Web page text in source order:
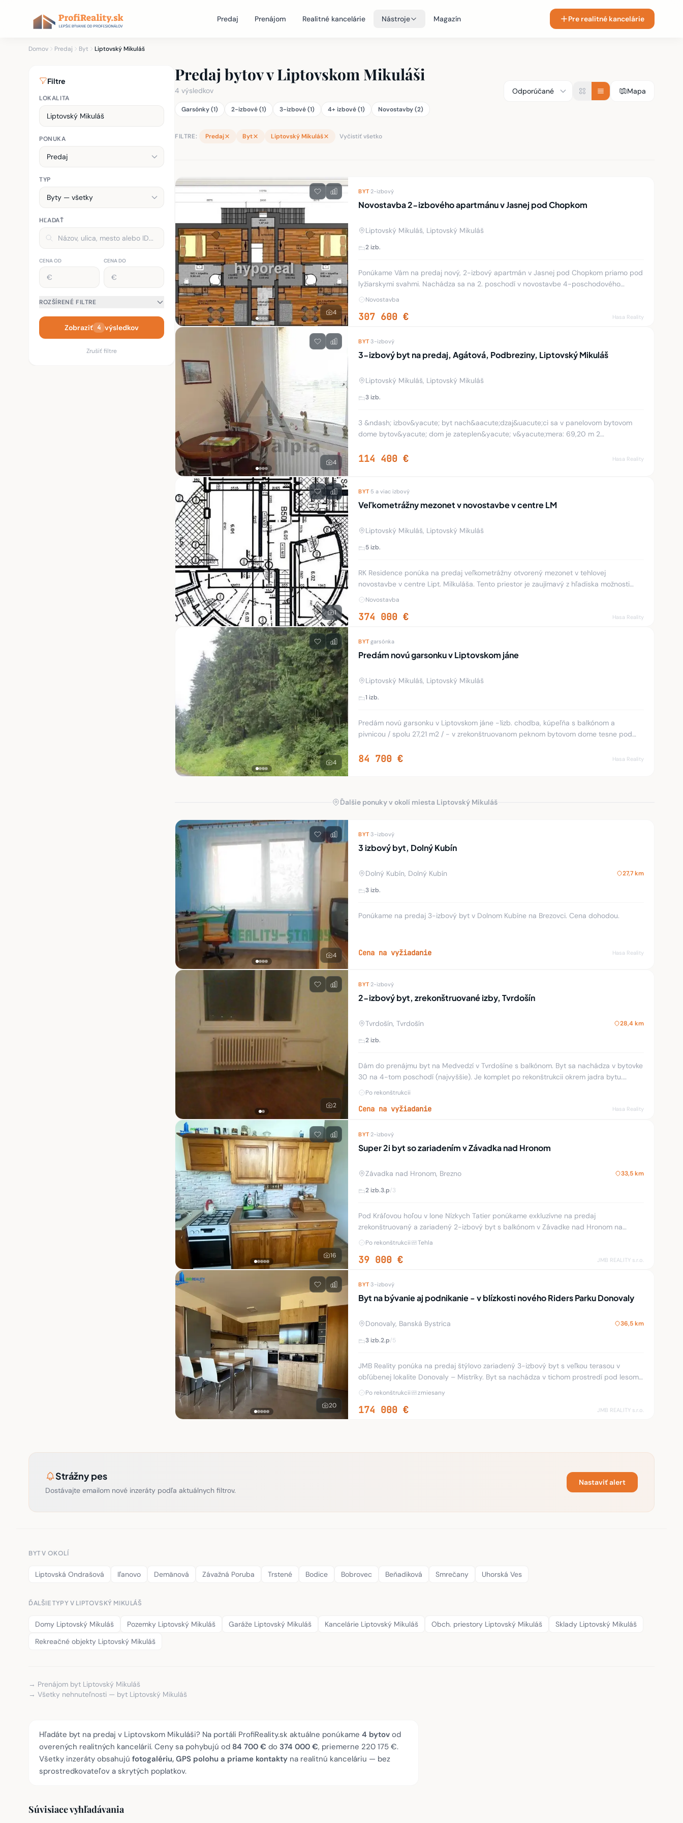
Predaj Prenájom Realitné kancelárie Nástroje Magazín Pre realitné kancelárie
Domov Predaj Byt Liptovský Mikuláš
Filtre
LOKALITA
PONUKA
TYP
HĽADAŤ
CENA OD CENA DO
ROZŠÍRENÉ FILTRE
Zobraziť 4 výsledkov
Zrušiť filtre
Predaj bytov v Liptovskom Mikuláši
4 výsledkov
Garsónky (1) 2-izbové (1) 3-izbové (1) 4+ izbové (1) Novostavby (2)
Mapa
FILTRE: Predaj Byt Liptovský Mikuláš Vyčistiť všetko
Zoznam nehnuteľností
4
BYT· 2-izbový
Novostavba 2-izbového apartmánu v Jasnej pod Chopkom
Liptovský Mikuláš, Liptovský Mikuláš
2 izb.
Ponúkame Vám na predaj nový, 2-izbový apartmán v Jasnej pod Chopkom priamo pod
lyžiarskymi svahmi. Nachádza sa na 2. poschodí v novostavbe 4-poschodového
apartmánového domu, ktorý je v lete 2013 v štá
Novostavba
307 600 € Hasa Reality
4
BYT·3-izbový
3-izbový byt na predaj, Agátová, Podbreziny, Liptovský Mikuláš
Liptovský Mikuláš, Liptovský Mikuláš
3 izb.
3 &ndash; izbov&yacute; byt nach&aacute;dzaj&uacute;ci sa v panelovom bytovom
dome bytov&yacute; dom je zateplen&yacute; v&yacute;mera: 69,20 m 2
114 400 € Hasa Reality
1
BYT· 5 a viac izbový
Veľkometrážny mezonet v novostavbe v centre LM
Liptovský Mikuláš, Liptovský Mikuláš
5 izb.
RK Residence ponúka na predaj veľkometrážny otvorený mezonet v tehlovej
novostavbe v centre Lipt. Milkuláša. Tento priestor je zaujímavý z hľadiska možnosti
vytvorenia si priečok podľa vkusu a požiada
Novostavba
374 000 € Hasa Reality
4
BYT·garsónka
Predám novú garsonku v Liptovskom jáne
Liptovský Mikuláš, Liptovský Mikuláš
1 izb.
Predám novú garsonku v Liptovskom jáne -1izb. chodba, kúpeľňa s balkónom a
pivnicou / spolu 27,21 m2 / - v zrekonštruovanom peknom bytovom dome tesne pod
84 700 € Hasa Reality
Ďalšie ponuky v okolí miesta Liptovský Mikuláš
4
BYT·3-izbový
3 izbový byt, Dolný Kubín
Dolný Kubín, Dolný Kubín 27,7 km
3 izb.
Ponúkame na predaj 3-izbový byt v Dolnom Kubíne na Brezovci. Cena dohodou.
Cena na vyžiadanie Hasa Reality
2
BYT· 2-izbový
2-izbový byt, zrekonštruované izby, Tvrdošín
Tvrdošín, Tvrdošín 28,4 km
2 izb.
Dám do prenájmu byt na Medvedzí v Tvrdošíne s balkónom. Byt sa nachádza v bytovke
30 na 4-tom poschodí (najvyššie). Je komplet po rekonštrukcii okrem jadra bytu.
Bytovka je novo zateplená spolu s nový
Po rekonštrukcii
Cena na vyžiadanie Hasa Reality
16
BYT· 2-izbový
Super 2i byt so zariadením v Závadka nad Hronom
Závadka nad Hronom, Brezno 33,5 km
2 izb.3.p/3
Pod Kráľovou hoľou v lone Nízkych Tatier ponúkame exkluzívne na predaj
zrekonštruovaný a zariadený 2-izbový byt s balkónom v Závadke nad Hronom na
Rázusovej ulici. V byte sú plastové okná, zrekonštruo
Po rekonštrukcii Tehla
39 000 € JMB REALITY s.r.o.
20
BYT·3-izbový
Byt na bývanie aj podnikanie - v blízkosti nového Riders Parku Donovaly
Donovaly, Banská Bystrica 36,5 km
3 izb.2.p/5
JMB Reality ponúka na predaj štýlovo zariadený 3-izbový byt s veľkou terasou v
obľúbenej lokalite Donovaly – Mistríky. Byt sa nachádza v tichom prostredí pod lesom,
v bytovom dome AD Spiežovec, len p
Po rekonštrukcii zmiesany
174 000 € JMB REALITY s.r.o.
Strážny pes
Dostávajte emailom nové inzeráty podľa aktuálnych filtrov.
Nastaviť alert
BYT V OKOLÍ
Liptovská Ondrašová Iľanovo Demänová Závažná Poruba Trstené Bodice Bobrovec Beňadiková Smrečany Uhorská Ves
ĎALŠIE TYPY V LIPTOVSKÝ MIKULÁŠ
Domy Liptovský Mikuláš Pozemky Liptovský Mikuláš Garáže Liptovský Mikuláš Kancelárie Liptovský Mikuláš Obch. priestory Liptovský Mikuláš
Sklady Liptovský Mikuláš
Rekreačné objekty Liptovský Mikuláš
→ Prenájom byt Liptovský Mikuláš
→ Všetky nehnuteľnosti — byt Liptovský Mikuláš
Hľadáte byt na predaj v Liptovskom Mikuláši? Na portáli ProfiReality.sk aktuálne ponúkame 4 bytov od
overených realitných kancelárií. Ceny sa pohybujú od 84 700 € do 374 000 €, priemerne 220 175 €.
Všetky inzeráty obsahujú fotogalériu, GPS polohu a priame kontakty na realitnú kanceláriu — bez
sprostredkovateľov a skrytých poplatkov.
Súvisiace vyhľadávania